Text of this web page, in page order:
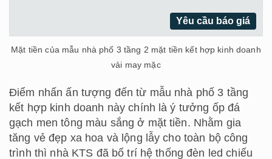
Yêu cầu báo giá
Mặt tiền của mẫu nhà phố 3 tầng 2 mặt tiền kết hợp kinh doanh
vải may mặc
Điểm nhấn ấn tượng đến từ mẫu nhà phố 3 tầng
kết hợp kinh doanh này chính là ý tưởng ốp đá
gạch men tông màu sắng ở mặt tiền. Nhằm gia
tăng vẻ đẹp xa hoa và lộng lẫy cho toàn bộ công
trình thì nhà KTS đã bố trí hệ thống đèn led chiếu